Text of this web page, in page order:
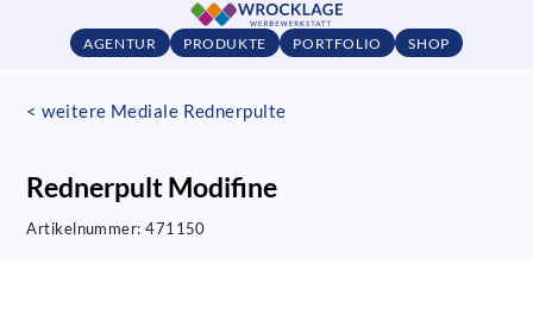
AGENTUR PRODUKTE PORTFOLIO SHOP
< weitere Mediale Rednerpulte
Rednerpult Modifine
Artikelnummer:471150